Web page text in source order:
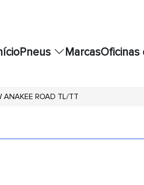
Pneus MarcasOficinas
ANAKEE ROAD TL/TT